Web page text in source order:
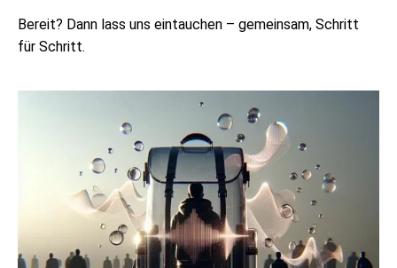
Bereit? Dann lass uns eintauchen – gemeinsam, Schritt
für Schritt.